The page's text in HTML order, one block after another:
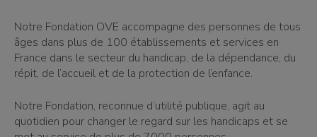
Notre Fondation OVE accompagne des personnes de tous
âges dans plus de 100 établissements et services en
France dans le secteur du handicap, de la dépendance, du
répit, de l’accueil et de la protection de l’enfance.
Notre Fondation, reconnue d’utilité publique, agit au
quotidien pour changer le regard sur les handicaps et se